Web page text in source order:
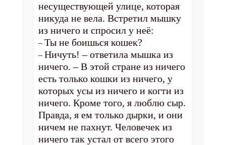
несуществующей улице, которая
никуда не вела. Встретил мышку
из ничего и спросил у неё:
– Ты не боишься кошек?
– Ничуть! – ответила мышка из
ничего. – В этой стране из ничего
есть только кошки из ничего, у
которых усы из ничего и когти из
ничего. Кроме того, я люблю сыр.
Правда, я ем только дырки, и они
ничем не пахнут. Человечек из
ничего так устал от всего этого